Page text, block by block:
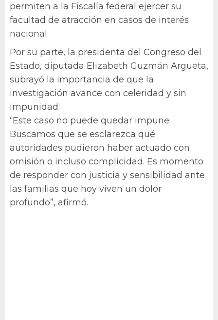
permiten a la Fiscalía federal ejercer su
facultad de atracción en casos de interés
nacional.
Por su parte, la presidenta del Congreso del
Estado, diputada Elizabeth Guzmán Argueta,
subrayó la importancia de que la
investigación avance con celeridad y sin
impunidad:
“Este caso no puede quedar impune.
Buscamos que se esclarezca qué
autoridades pudieron haber actuado con
omisión o incluso complicidad. Es momento
de responder con justicia y sensibilidad ante
las familias que hoy viven un dolor
profundo”, afirmó.